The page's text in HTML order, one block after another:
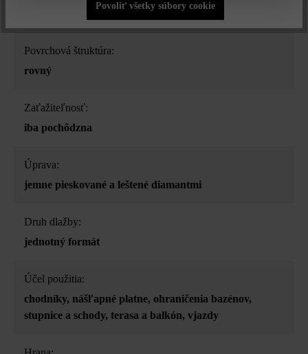
Povrchová štruktúra:
rovný
Zaťažiteľnosť:
iba pochôdzna
Úprava:
jemne pieskované a leštené diamantmi
Druh dlažby:
jednotný formát
Účel použitia:
chodníky, nášľapné platne, ohraničenia bazénov,
stupnice a schody, terasa a balkón, vjazdy
Povoliť všetky súbory cookie